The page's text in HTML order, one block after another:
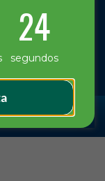
23
segundos